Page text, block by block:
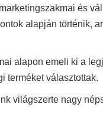
és
alapján történik,
alapon emeli ki a
terméket választottak.
világszerte nagy